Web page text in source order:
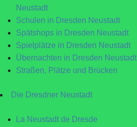
Neustadt
Schulen in Dresden Neustadt
Spätshops in Dresden Neustadt
Spielplätze in Dresden Neustadt
Übernachten in Dresden Neustadt
Straßen, Plätze und Brücken
Die Dresdner Neustadt
La Neustadt de Dresde